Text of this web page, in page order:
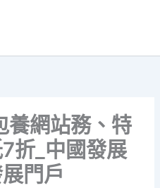
養網站務、特
折_中國發展
門戶